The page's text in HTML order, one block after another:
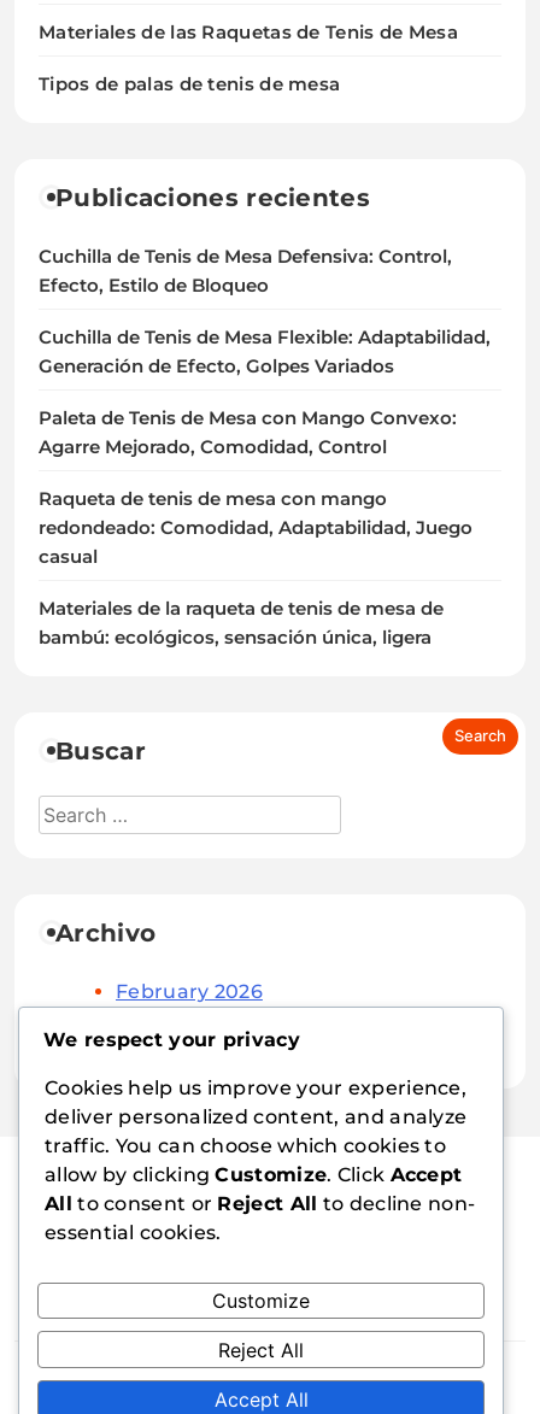
Materiales de las Raquetas de Tenis de Mesa
Tipos de palas de tenis de mesa
Publicaciones recientes
Cuchilla de Tenis de Mesa Defensiva: Control,
Efecto, Estilo de Bloqueo
Cuchilla de Tenis de Mesa Flexible: Adaptabilidad,
Generación de Efecto, Golpes Variados
Paleta de Tenis de Mesa con Mango Convexo:
Agarre Mejorado, Comodidad, Control
Raqueta de tenis de mesa con mango
redondeado: Comodidad, Adaptabilidad, Juego
casual
Materiales de la raqueta de tenis de mesa de
bambú: ecológicos, sensación única, ligera
Buscar
Archivo
February 2026
escapecube.es
Blogzee - Blog WordPress Theme 2026.
We respect your privacy
Cookies help us improve your experience,
deliver personalized content, and analyze
traffic. You can choose which cookies to
allow by clickingCustomize. Click Accept
All to consent or Reject All to decline non-
essential cookies.
Customize
Reject All
Accept All